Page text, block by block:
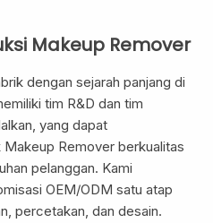
Pergudangan &
Logistik
Makeup Remover
dengan sejarah panjang di
tim R&D dan tim
yang dapat
Remover berkualitas
pelanggan. Kami
OEM/ODM satu atap
percetakan, dan desain.